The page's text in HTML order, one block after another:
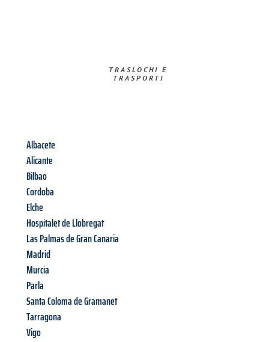
TRASLOCHI E
TRASPORTI​
Albacete
Alicante
Bilbao
Cordoba
Elche
Hospitalet de Llobregat
Las Palmas de Gran Canaria
Madrid
Murcia
Parla
Santa Coloma de Gramanet
Tarragona
Vigo